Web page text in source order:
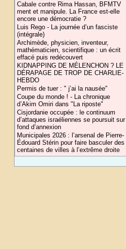
Cabale contre Rima Hassan, BFMTV
ment et manipule. La France est-elle
encore une démocratie ?
Luis Rego - La journée d’un fasciste
(intégrale)
Archimède, physicien, inventeur,
mathématicien, scientifique : un écrit
effacé puis redécouvert
KIDNAPPING DE MÉLENCHON ? LE
DÉRAPAGE DE TROP DE CHARLIE-
HEBDO
Permis de tuer : " j’ai la nausée"
Coupe du monde ! - La chronique
d’Akim Omiri dans "La riposte"
Cisjordanie occupée : le continuum
d’attaques israéliennes se poursuit sur
fond d’annexion
Municipales 2026 : l’arsenal de Pierre-
Édouard Stérin pour faire basculer des
centaines de villes à l’extrême droite